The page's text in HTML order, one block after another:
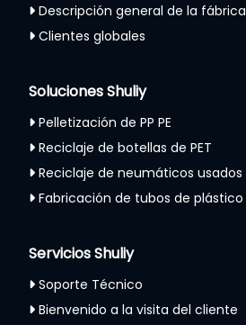
Descripción general de la fábrica
Clientes globales
Soluciones Shuliy
Pelletización de PP PE
Reciclaje de botellas de PET
Reciclaje de neumáticos usados
Fabricación de tubos de plástico
Servicios Shuliy
Soporte Técnico
Bienvenido a la visita del cliente